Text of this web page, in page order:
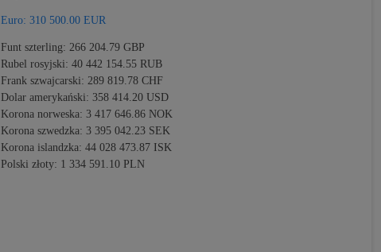
Euro:310 500.00 EUR
Funt szterling:266 204.79 GBP
Rubel rosyjski:40 442 154.55 RUB
Frank szwajcarski:289 819.78 CHF
Dolar amerykański:358 414.20 USD
Korona norweska:3 417 646.86 NOK
Korona szwedzka:3 395 042.23 SEK
Korona islandzka:44 028 473.87 ISK
Polski złoty: 1 334 591.10 PLN